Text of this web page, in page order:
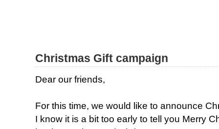
Christmas Gift campaign
Dear our friends,
For this time, we would like to announce
I know it is a bit too early to tell you Merry